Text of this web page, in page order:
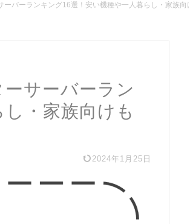
ーバーランキング16選！安い機種や一人暮らし・家族向
サーバーラン
・家族向けも
2024年1月25日